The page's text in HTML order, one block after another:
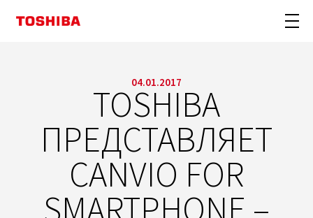
04.01.2017
TOSHIBA
ПРЕДСТАВЛЯЕТ
CANVIO FOR